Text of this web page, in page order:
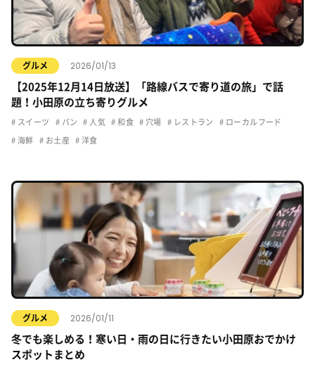
グルメ 2026/01/13
【2025年12月14日放送】「路線バスで寄り道の旅」で話
題！小田原の立ち寄りグルメ
スイーツ パン 人気 和食 穴場 レストラン ローカルフード
海鮮 お土産 洋食
グルメ 2026/01/11
冬でも楽しめる！寒い日・雨の日に行きたい小田原おでかけ
スポットまとめ